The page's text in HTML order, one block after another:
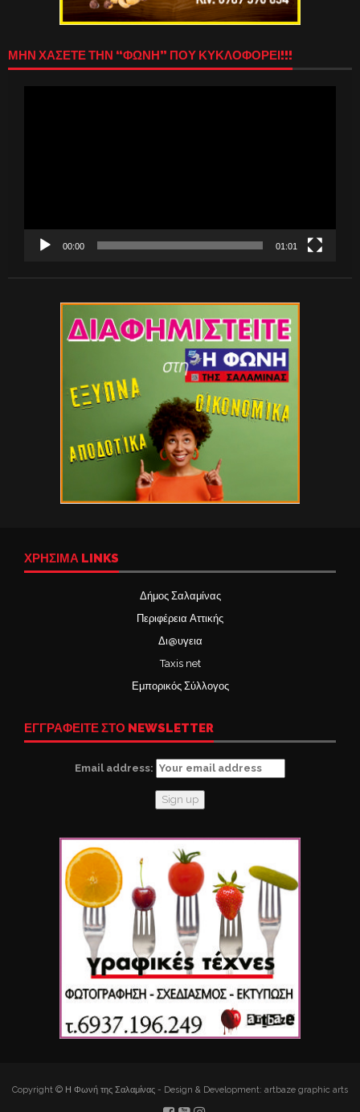
ΜΗΝ ΧΑΣΕΤΕ ΤΗΝ “ΦΩΝΗ” ΠΟΥ ΚΥΚΛΟΦΟΡΕΙ!!!
00:00 01:01
ΧΡΉΣΙΜΑ LINKS
Δήμος Σαλαμίνας
Περιφέρεια Αττικής
Δι@υγεια
Taxis net
Εμπορικός Σύλλογος
ΕΓΓΡΑΦΕΙΤΕ ΣΤΟ NEWSLETTER
Email address:
Copyright © Η Φωνή της Σαλαμίνας - Design & Development: artbaze graphic arts